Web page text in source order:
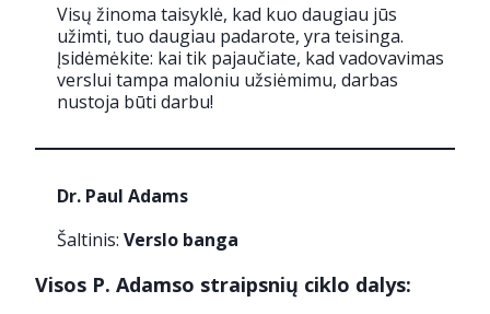
Visų žinoma taisyklė, kad kuo daugiau jūs
užimti, tuo daugiau padarote, yra teisinga.
Įsidėmėkite: kai tik pajaučiate, kad vadovavimas
verslui tampa maloniu užsiėmimu, darbas
nustoja būti darbu!
Dr. Paul Adams
Šaltinis: Verslo banga
Visos P. Adamso straipsnių ciklo dalys: